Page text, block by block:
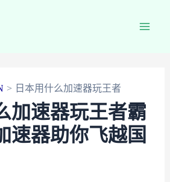
日本用什么加速器玩王者
加速器玩王者霸
速器助你飞越国